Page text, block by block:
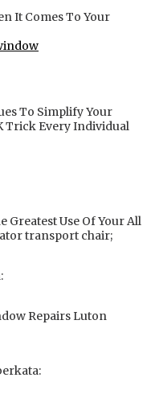
It Comes To Your
To Simplify Your
Trick Every Individual
Greatest Use Of Your All
transport chair;
Repairs Luton